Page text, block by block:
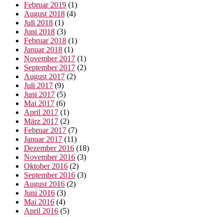
Februar 2019 (1)
August 2018 (4)
Juli 2018 (1)
Juni 2018 (3)
Februar 2018 (1)
Januar 2018 (1)
November 2017 (1)
September 2017 (2)
August 2017 (2)
Juli 2017 (9)
Juni 2017 (5)
Mai 2017 (6)
April 2017 (1)
März 2017 (2)
Februar 2017 (7)
Januar 2017 (11)
Dezember 2016 (18)
November 2016 (3)
Oktober 2016 (2)
September 2016 (3)
August 2016 (2)
Juni 2016 (3)
Mai 2016 (4)
April 2016 (5)